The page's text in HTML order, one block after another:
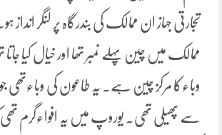
تجارتی جہاز ان ممالک کی بندرگاہ پر لنگر
ممالک میں چین پہلے نمبر تھا اور خیال کیا جاتا
وباءکا مرکز چین ہے۔ یہ طاعون کی وباءتھی
سے پھیلی تھی۔ یوروپ میں یہ افواءگرم تھی